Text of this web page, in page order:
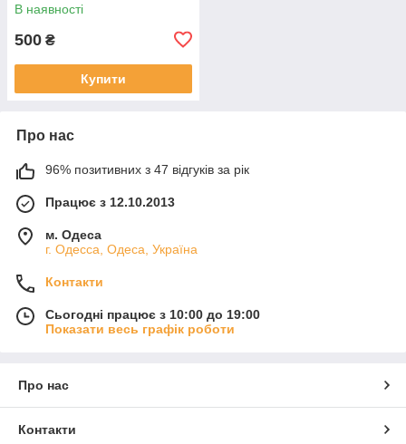
В наявності
500 ₴
Купити
Про нас
96% позитивних з 47 відгуків за рік
Працює з 12.10.2013
м. Одеса
г. Одесса, Одеса, Україна
Контакти
Сьогодні працює з 10:00 до 19:00
Показати весь графік роботи
Про нас
Контакти